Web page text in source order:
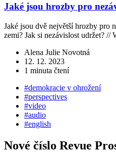
Jaké jsou hrozby pro
Jaké jsou dvě největší hrozby pro
zemi? Jak si nezávislost udržet?
Alena Julie Novotná
12. 12. 2023
1 minuta čtení
#demokracie v ohrožení
#perspectives
#video
#audio
#english
Nové číslo Revue